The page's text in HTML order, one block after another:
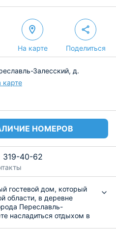
На карте Поделиться
Залесский, д.
карте
НОМЕРОВ
319-40-62
гостевой дом, который
области, в деревне
Переславль-
насладиться отдыхом в